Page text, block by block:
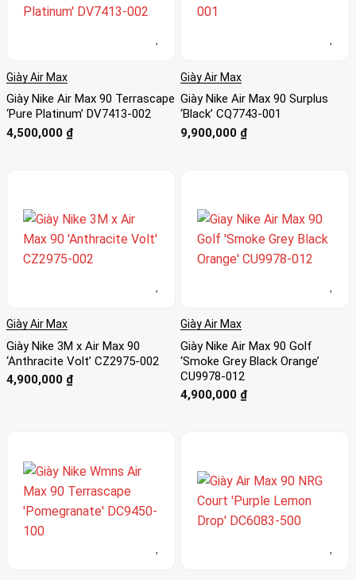
Giày Air Max
Giày Nike Air Max 90 Terrascape
‘Pure Platinum’ DV7413-002
4,500,000 ₫
Giày Air Max
Giày Nike Air Max 90 Surplus
‘Black’ CQ7743-001
9,900,000 ₫
Giày Air Max
Giày Nike 3M x Air Max 90
‘Anthracite Volt’ CZ2975-002
4,900,000 ₫
Giày Air Max
Giày Nike Air Max 90 Golf
‘Smoke Grey Black Orange’
CU9978-012
4,900,000 ₫